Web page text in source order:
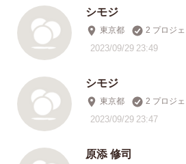
シモジ
東京都 2 プロジ
2023/09/29 23:49
シモジ
東京都 2 プロジ
2023/09/29 23:47
原添 修司